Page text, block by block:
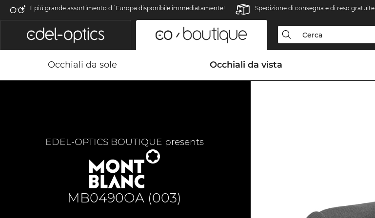
Il piú grande assortimento d´Europa disponibile immediatamente! Spedizione di consegna e di reso gratuite
Occhiali da sole Occhiali da vista
MB0490OA (003)
EDEL-OPTICS BOUTIQUE presents